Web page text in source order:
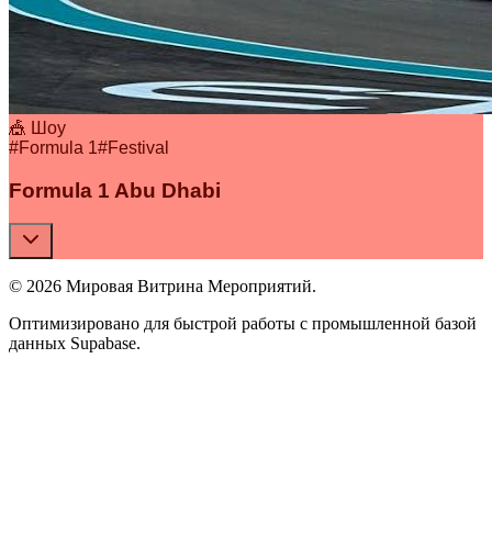
🎪 Шоу
#Formula 1#Festival
Formula 1 Abu Dhabi
© 2026 Мировая Витрина Мероприятий.
Оптимизировано для быстрой работы с промышленной базой
данных Supabase.